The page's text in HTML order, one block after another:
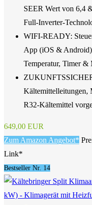
SEER Wert von 6,4
Full-Inverter-
WIFI-READY:
App (iOS &
Temperatur, Timer &
Kältemittelleitungen,
R32-Kältemittel
649,00 EUR
Zum Amazon Angebot*
Link*
Bestseller Nr. 14